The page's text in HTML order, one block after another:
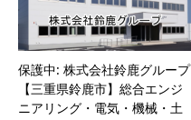
保護中: 株式会社鈴鹿グループ
【三重県鈴鹿市】総合エンジ
ニアリング・電気・機械・土